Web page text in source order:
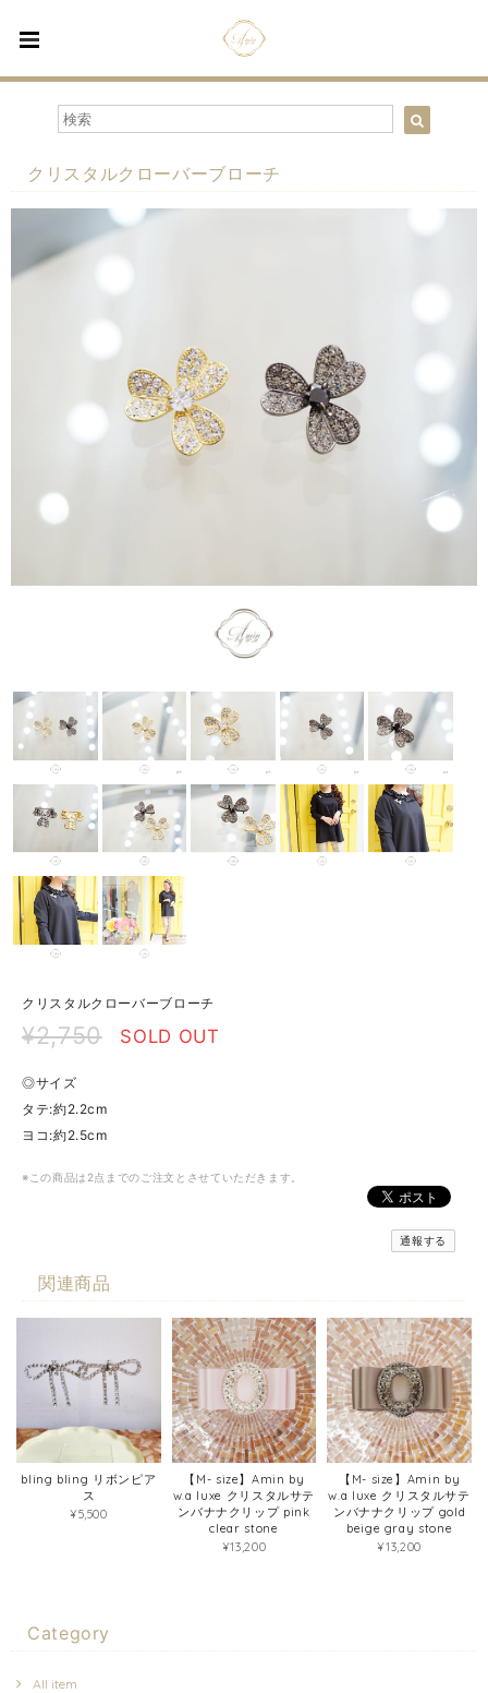
クリスタルクローバーブローチ
クリスタルクローバーブローチ
¥2,750 SOLD OUT
◎サイズ
タテ:約2.2cm
ヨコ:約2.5cm
※この商品は2点までのご注文とさせていただきます。
通報する
関連商品
bling bling リボンピア
ス
¥5,500
【M- size】Amin by
w.a luxe クリスタルサテ
ンバナナクリップ pink
clear stone
¥13,200
【M- size】Amin by
w.a luxe クリスタルサテ
ンバナナクリップ gold
beige gray stone
¥13,200
Category
All item